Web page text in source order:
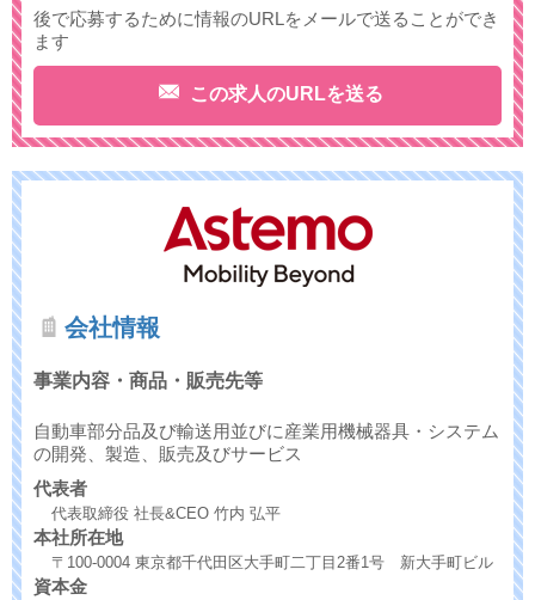
後で応募するために情報のURLをメールで送ることができ
ます
この求人のURLを送る
会社情報
事業内容・商品・販売先等
自動車部分品及び輸送用並びに産業用機械器具・システム
の開発、製造、販売及びサービス
代表者
代表取締役 社長&CEO 竹内 弘平
本社所在地
〒100-0004 東京都千代田区大手町二丁目2番1号 新大手町ビル
資本金